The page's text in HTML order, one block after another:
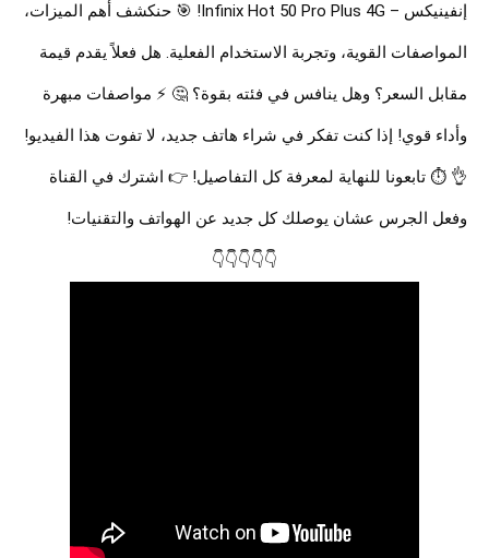
إنفينيكس – Infinix Hot 50 Pro Plus 4G! 🎯 حنكشف أهم الميزات،
المواصفات القوية، وتجربة الاستخدام الفعلية. هل فعلاً يقدم قيمة
مقابل السعر؟ وهل ينافس في فئته بقوة؟ 🤔 ⚡ مواصفات مبهرة
وأداء قوي! إذا كنت تفكر في شراء هاتف جديد، لا تفوت هذا الفيديو!
👌 ⏱️ تابعونا للنهاية لمعرفة كل التفاصيل! 👉 اشترك في القناة
وفعل الجرس عشان يوصلك كل جديد عن الهواتف والتقنيات!
👇👇👇👇👇